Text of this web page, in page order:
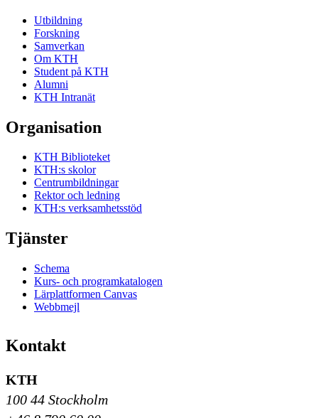
Utbildning
Forskning
Samverkan
Om KTH
Student på KTH
Alumni
KTH Intranät
Organisation
KTH Biblioteket
KTH:s skolor
Centrumbildningar
Rektor och ledning
KTH:s verksamhetsstöd
Tjänster
Schema
Kurs- och programkatalogen
Lärplattformen Canvas
Webbmejl
Kontakt
KTH
100 44 Stockholm